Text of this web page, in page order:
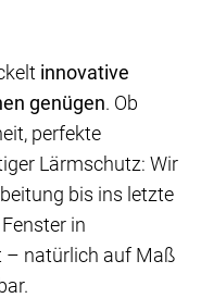
innovative
genügen. Ob
perfekte
Lärmschutz: Wir
bis ins letzte
in
– natürlich auf Maß